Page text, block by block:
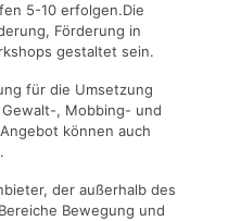
5-10 erfolgen.Die
Förderung in
gestaltet sein.
für die Umsetzung
, Mobbing- und
können auch
der außerhalb des
Bewegung und